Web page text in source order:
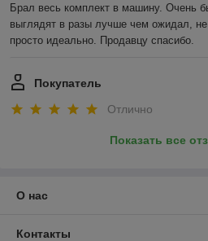
Брал весь комплект в машину. Очень
выглядят в разы лучше чем ожидал,
просто идеально. Продавцу спасибо.
Покупатель
Отлично
Показать все
О нас
Контакты